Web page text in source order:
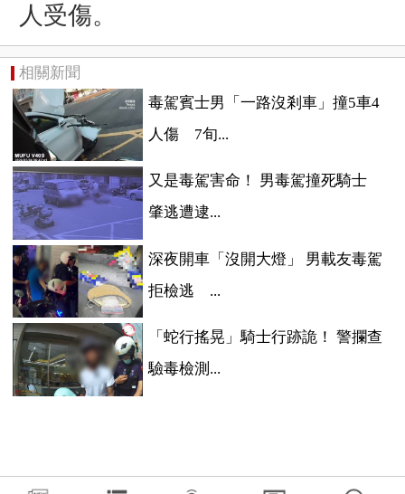
人受傷。
相關新聞
毒駕賓士男「一路沒剎車」撞5車4
人傷 7旬...
又是毒駕害命！ 男毒駕撞死騎士
肇逃遭逮...
深夜開車「沒開大燈」 男載友毒駕
拒檢逃 ...
「蛇行搖晃」騎士行跡詭！ 警攔查
驗毒檢測...